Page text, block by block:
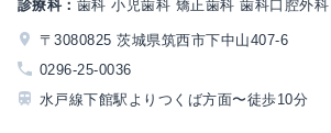
診療科： 歯科 小児歯科 矯正歯科 歯科口腔外科
〒3080825 茨城県筑西市下中山407-6
0296-25-0036
水戸線下館駅よりつくば方面〜徒歩10分